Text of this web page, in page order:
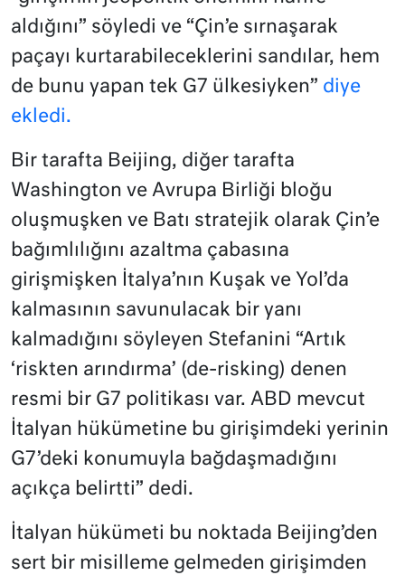
aldığını” söyledi ve “Çin’e sırnaşarak
paçayı kurtarabileceklerini sandılar, hem
de bunu yapan tek G7 ülkesiyken” diye
ekledi.
Bir tarafta Beijing, diğer tarafta
Washington ve Avrupa Birliği bloğu
oluşmuşken ve Batı stratejik olarak Çin’e
bağımlılığını azaltma çabasına
girişmişken İtalya’nın Kuşak ve Yol’da
kalmasının savunulacak bir yanı
kalmadığını söyleyen Stefanini “Artık
‘riskten arındırma’ (de-risking) denen
resmi bir G7 politikası var. ABD mevcut
İtalyan hükümetine bu girişimdeki yerinin
G7’deki konumuyla bağdaşmadığını
açıkça belirtti” dedi.
İtalyan hükümeti bu noktada Beijing’den
sert bir misilleme gelmeden girişimden